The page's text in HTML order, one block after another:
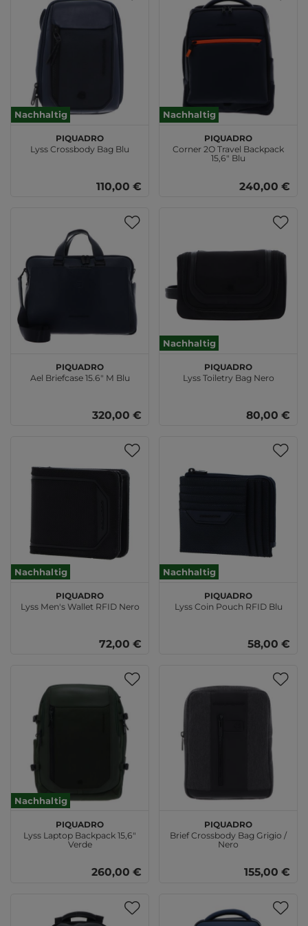
Nachhaltig
PIQUADRO
Lyss Crossbody Bag Blu
110,00 €
Nachhaltig
PIQUADRO
Corner 2O Travel Backpack
15,6" Blu
240,00 €
PIQUADRO
Ael Briefcase 15.6" M Blu
320,00 €
Nachhaltig
PIQUADRO
Lyss Toiletry Bag Nero
80,00 €
Nachhaltig
PIQUADRO
Lyss Men's Wallet RFID Nero
72,00 €
Nachhaltig
PIQUADRO
Lyss Coin Pouch RFID Blu
58,00 €
Nachhaltig
PIQUADRO
Lyss Laptop Backpack 15,6"
Verde
260,00 €
PIQUADRO
Brief Crossbody Bag Grigio /
Nero
155,00 €